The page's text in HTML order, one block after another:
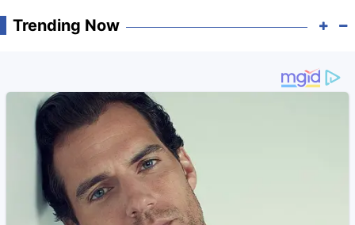
Trending Now